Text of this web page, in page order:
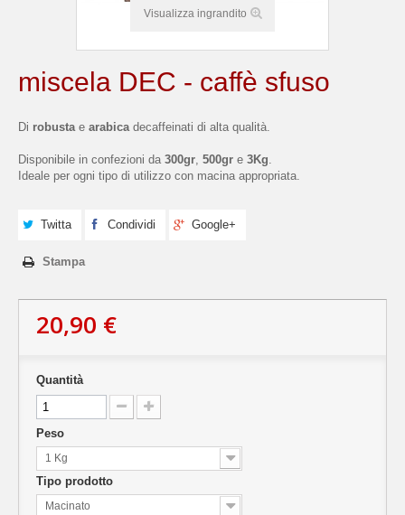
Visualizza ingrandito
miscela DEC - caffè sfuso
Di robustae arabicadecaffeinati di alta qualità.
Disponibile in confezioni da 300gr, 500gr e 3Kg.
Ideale per ogni tipo di utilizzo con macina appropriata.
Twitta Condividi Google+
Stampa
20,90 €
Quantità
Peso
1 Kg
Tipo prodotto
Macinato